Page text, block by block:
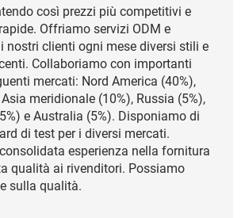
così prezzi più competitivi e
Offriamo servizi ODM e
nostri clienti ogni mese diversi stili e
Collaboriamo con importanti
mercati: Nord America (40%),
meridionale (10%), Russia (5%),
e Australia (5%). Disponiamo di
di test per i diversi mercati.
esperienza nella fornitura
qualità ai rivenditori. Possiamo
sulla qualità.